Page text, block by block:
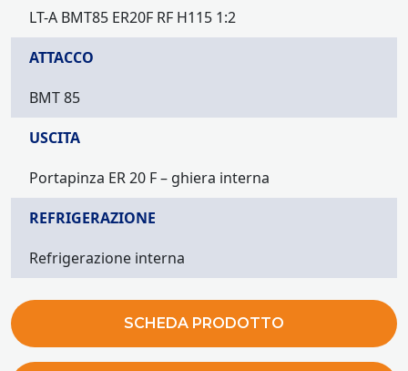
LT-A BMT85 ER20F RF H115 1:2
ATTACCO
BMT 85
USCITA
Portapinza ER 20 F – ghiera interna
REFRIGERAZIONE
Refrigerazione interna
SCHEDA PRODOTTO